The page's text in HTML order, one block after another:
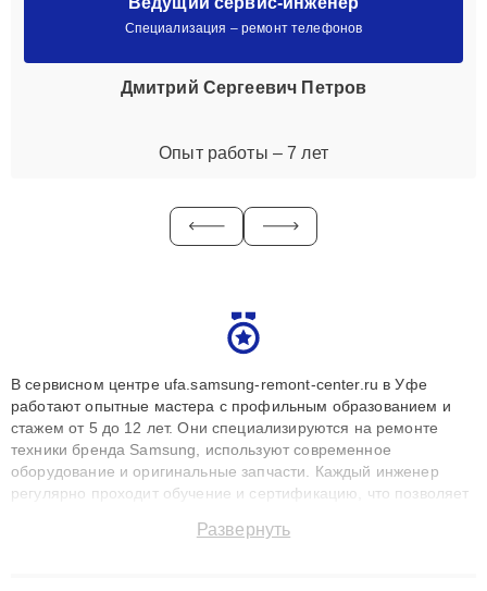
Специализация – ремонт телефонов
Дмитрий Сергеевич Петров
Опыт работы – 7 лет
В сервисном центре ufa.samsung-remont-center.ru в Уфе
работают опытные мастера с профильным образованием и
стажем от 5 до 12 лет. Они специализируются на ремонте
техники бренда Samsung, используют современное
оборудование и оригинальные запчасти. Каждый инженер
регулярно проходит обучение и сертификацию, что позволяет
технику с сохранением гарантии до 3 лет. Наши мастера
Развернуть